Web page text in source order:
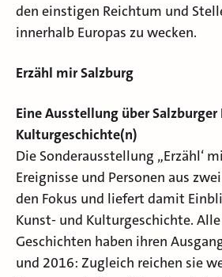
den einstigen Reichtum und
innerhalb Europas zu wecken.
Erzähl mir Salzburg
Eine Ausstellung über
Kulturgeschichte(n)
Die Sonderausstellung „Erzähl‘
Ereignisse und Personen aus
den Fokus und liefert damit
Kunst- und Kulturgeschichte.
Geschichten haben ihren
und 2016: Zugleich reichen sie